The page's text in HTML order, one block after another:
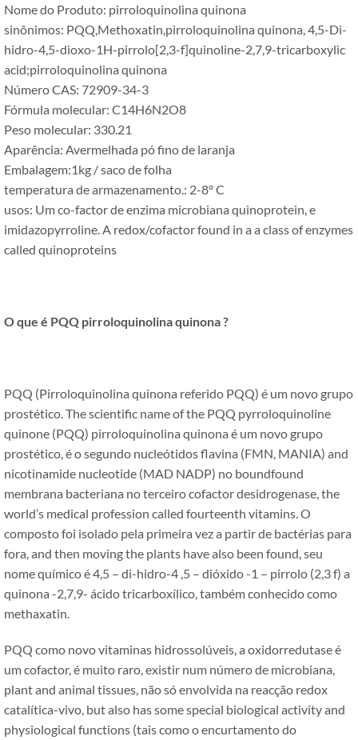
Nome do Produto: pirroloquinolina quinona
sinônimos: PQQ,Methoxatin,pirroloquinolina quinona, 4,5-Di-
hidro-4,5-dioxo-1H-pirrolo[2,3-f]quinoline-2,7,9-tricarboxylic
acid;pirroloquinolina quinona
Número CAS: 72909-34-3
Fórmula molecular: C14H6N2O8
Peso molecular: 330.21
Aparência: Avermelhada pó fino de laranja
Embalagem:1kg / saco de folha
temperatura de armazenamento.: 2-8° C
usos: Um co-factor de enzima microbiana quinoprotein, e
imidazopyrroline.A redox/cofactor found in a a class of enzymes
called quinoproteins
O que é PQQ pirroloquinolina quinona ?
PQQ (Pirroloquinolina quinona referido PQQ) é um novo grupo
prostético.The scientific name of the PQQ pyrroloquinoline
quinone (PQQ) pirroloquinolina quinona é um novo grupo
prostético, é o segundo nucleótidos flavina (FMN, MANIA) and
nicotinamide nucleotide (MAD NADP) no boundfound
membrana bacteriana no terceiro cofactor desidrogenase,the
world’s medical profession called fourteenth vitamins. O
composto foi isolado pela primeira vez a partir de bactérias para
fora,and then moving the plants have also been found, seu
nome químico é 4,5 – di-hidro-4 ,5 – dióxido -1 – pirrolo (2,3 f) a
quinona -2,7,9- ácido tricarboxílico, também conhecido como
methaxatin.
PQQ como novo vitaminas hidrossolúveis, a oxidorredutase é
um cofactor, é muito raro, existir num número de microbiana,
plant and animal tissues, não só envolvida na reacção redox
catalítica-vivo, but also has some special biological activity and
physiological functions (tais como o encurtamento do